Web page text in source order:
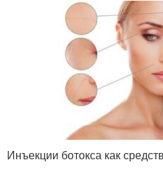
Инъекции ботокса как